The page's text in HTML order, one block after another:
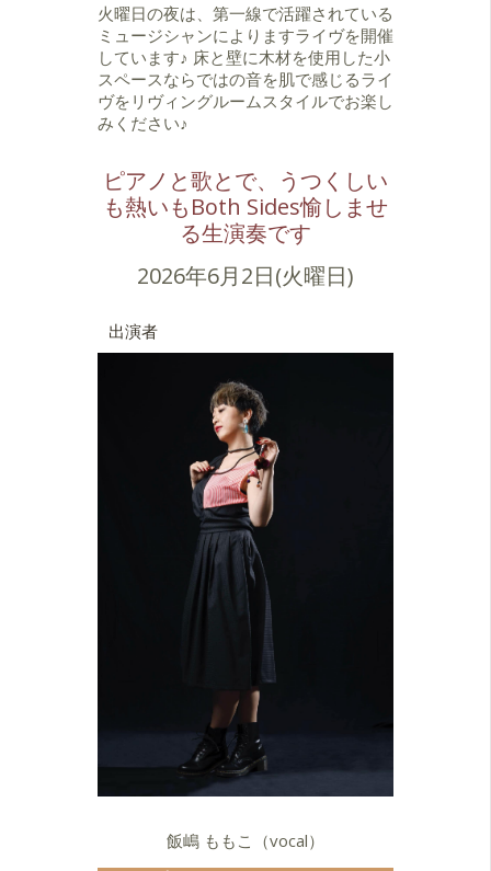
火曜日の夜は、第一線で活躍されている
ミュージシャンによりますライヴを開催
しています♪ 床と壁に木材を使用した小
スペースならではの音を肌で感じるライ
ヴをリヴィングルームスタイルでお楽し
みください♪
ピアノと歌とで、うつくしい
も熱いもBoth Sides愉しませ
る生演奏です
2026年6月2日(火曜日)
出演者
飯嶋 ももこ（vocal）